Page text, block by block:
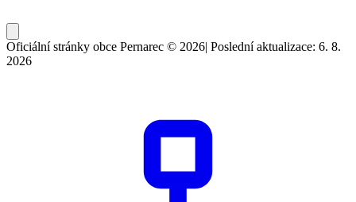
Oficiální stránky obce Pernarec © 2026| Poslední aktualizace: 6. 8.
2026